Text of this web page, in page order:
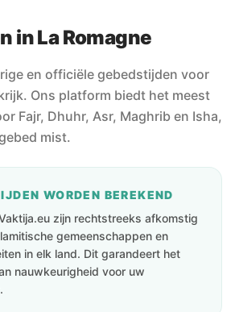
in La Romagne
en officiële gebedstijden voor
Ons platform biedt het meest
Fajr, Dhuhr, Asr, Maghrib en Isha,
mist.
WORDEN BEREKEND
zijn rechtstreeks afkomstig
gemeenschappen en
in elk land. Dit garandeert het
nauwkeurigheid voor uw